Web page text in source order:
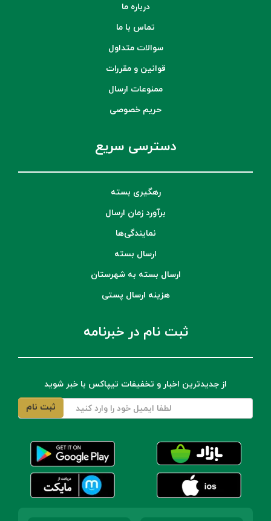
درباره ما
تماس با ما
سوالات متداول
قوانین و مقررات
ممنوعات ارسال
حریم خصوصی
دسترسی سریع
رهگیری بسته
برآورد زمان ارسال
نمایندگی‌ها
ارسال بسته
ارسال بسته به شهرستان
هزینه ارسال پستی
ثبت نام در خبرنامه
از جدیدترین اخبار و تخفیفات تیپاکس با خبر شوید